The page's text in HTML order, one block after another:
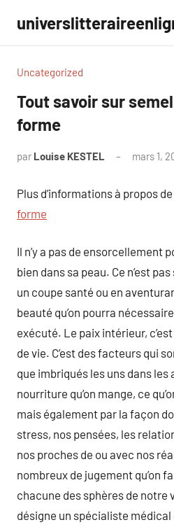
contenu
Uncategorized
Tout savoir sur
forme
par Louise KESTEL mars 1,
Plus d’informations à propos de
forme
Il n’y a pas de ensorcellement
bien dans sa peau. Ce n’est
un coupe santé ou en
beauté qu’on pourra
exécuté. Le paix intérieur,
de vie. C’est des facteurs qui
que imbriqués les uns dans les
nourriture qu’on mange, ce
mais également par la façon
stress, nos pensées, les
nos proches de ou avec nos
nombreux de jugement qu’on
chacune des sphères de notre
désigne un spécialiste médical